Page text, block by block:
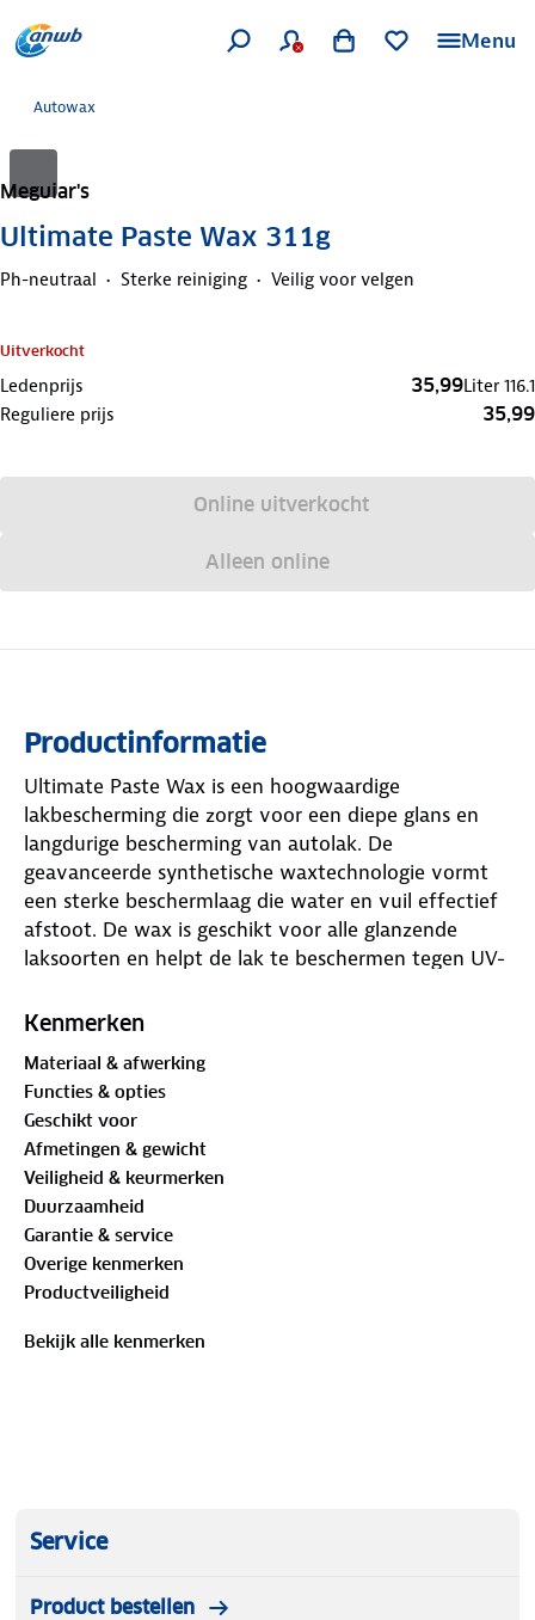
Menu
Autowax
Meguiar's
Ultimate Paste Wax 311g
Ph-neutraal Sterke reiniging Veilig voor velgen
Uitverkocht
Ledenprijs 35,99Liter 116.1
Reguliere prijs
35,99
Online uitverkocht
Alleen online
Productinformatie
Ultimate Paste Wax is een hoogwaardige
lakbescherming die zorgt voor een diepe glans en
langdurige bescherming van autolak. De
geavanceerde synthetische waxtechnologie vormt
een sterke beschermlaag die water en vuil effectief
afstoot. De wax is geschikt voor alle glanzende
laksoorten en helpt de lak te beschermen tegen UV-
afwerking blijft de auto langer schoon en behoudt
is eenvoudig met de hand aan te brengen en uit te
poetsen, waardoor het product ideaal is voor zowel
beginnende als ervaren autoverzorgers.
Kenmerken
Materiaal & afwerking
Functies & opties
Geschikt voor
Afmetingen & gewicht
Veiligheid & keurmerken
Duurzaamheid
Garantie & service
Overige kenmerken
Productveiligheid
Bekijk alle kenmerken
Service
Product bestellen